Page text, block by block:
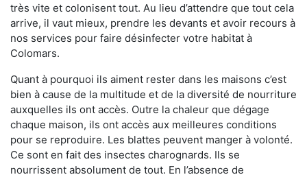
très vite et colonisent tout. Au lieu d’attendre que tout cela
arrive, il vaut mieux, prendre les devants et avoir recours à
nos services pour faire désinfecter votre habitat à
Colomars.
Quant à pourquoi ils aiment rester dans les maisons c’est
bien à cause de la multitude et de la diversité de nourriture
auxquelles ils ont accès. Outre la chaleur que dégage
chaque maison, ils ont accès aux meilleures conditions
pour se reproduire. Les blattes peuvent manger à volonté.
Ce sont en fait des insectes charognards. Ils se
nourrissent absolument de tout. En l’absence de